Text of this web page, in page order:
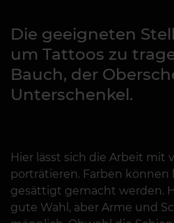
Die geeigneten
um Tattoos zu
Bauch, der
Unterschenkel.
Hier lässt sich die Arbeit mit
porträtieren. Farben können
gesättigt gemacht werden.
gute Wahl, aber Arme und